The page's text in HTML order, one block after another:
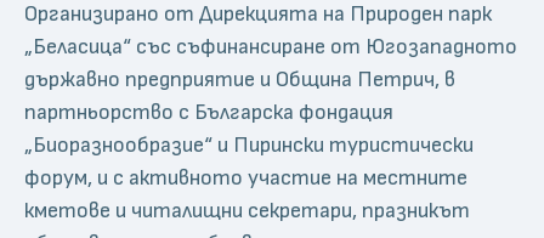
Организирано от Дирекцията на Природен парк
„Беласица“ със съфинансиране от Югозападното
държавно предприятие и Община Петрич, в
партньорство с Българска фондация
„Биоразнообразие“ и Пирински туристически
форум, и с активното участие на местните
кметове и читалищни секретари, празникът